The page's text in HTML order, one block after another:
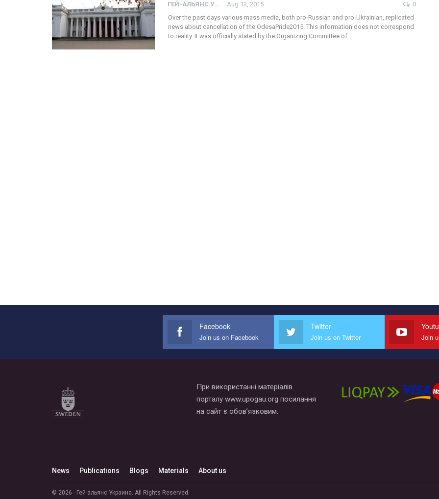
ГЕЙ-АЛЬЯНС УКРАИНА Aug 13, 2015
0
Over the past days various mass media, both pro-Russian and pro-Ukrainian, replicated
news about cancellation of the OdesaPride2015. This information does not correspond
to reality. It was officially stated by the Organizing Committee of…
Facebook
Join us on Facebook
Twitter
Join us on Twitter Join
При використанні матеріалів
порталу www.upogau.org посилання
на сайт є обов’язковим.
News Publications Blogs Materials About us
© 2026 - Гей-альянс Украина. All Rights Reserved.